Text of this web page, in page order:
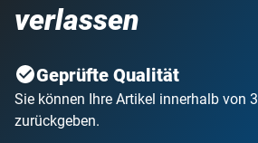
verlassen
Geprüfte Qualität
Sie können Ihre Artikel innerhalb von
zurückgeben.